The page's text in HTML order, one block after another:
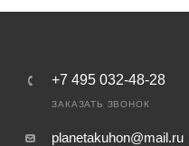
+7 495 032-48-28
ЗАКАЗАТЬ ЗВОНОК
planetakuhon@mail.ru